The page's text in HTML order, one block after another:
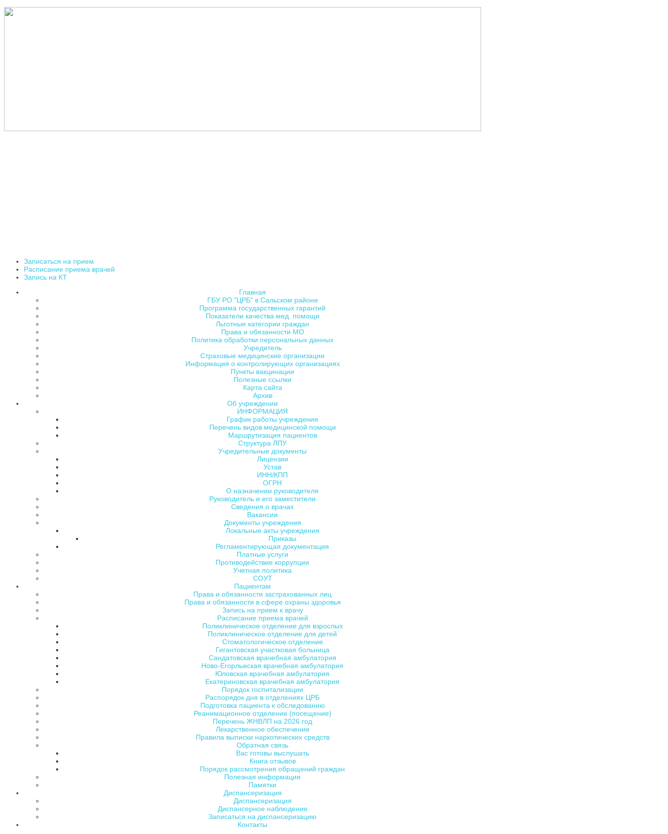
Записаться на прием
Расписание приема врачей
Запись на КТ
Главная
ГБУ РО "ЦРБ" в Сальском районе
Программа государственных гарантий
Показатели качества мед. помощи
Льготные категории граждан
Права и обязанности МО
Политика обработки персональных данных
Учредитель
Страховые медицинские организации
Информация о контролирующих организациях
Пункты вакцинации
Полезные ссылки
Карта сайта
Архив
Об учреждении
ИНФОРМАЦИЯ
График работы учреждения
Перечень видов медицинской помощи
Маршрутизация пациентов
Структура ЛПУ
Учредительные документы
Лицензии
Устав
ИНН/КПП
ОГРН
О назначении руководителя
Руководитель и его заместители
Сведения о врачах
Вакансии
Документы учреждения
Локальные акты учреждения
Приказы
Регламентирующая документация
Платные услуги
Противодействие коррупции
Учетная политика
СОУТ
Пациентам
Права и обязанности застрахованных лиц
Права и обязанности в сфере охраны здоровья
Запись на прием к врачу
Расписание приема врачей
Поликлиническое отделение для взрослых
Поликлиническое отделение для детей
Стоматологическое отделение
Гигантовская участковая больница
Сандатовская врачебная амбулатория
Ново-Егорлыкская врачебная амбулатория
Юловская врачебная амбулатория
Екатериновская врачебная амбулатория
Порядок госпитализации
Распорядок дня в отделениях ЦРБ
Подготовка пациента к обследованию
Реанимационное отделение (посещение)
Перечень ЖНВЛП на 2026 год
Лекарственное обеспечение
Правила выписки наркотических средств
Обратная связь
Вас готовы выслушать
Книга отзывов
Порядок рассмотрения обращений граждан
Полезная информация
Памятки
Диспансеризация
Диспансеризация
Диспансерное наблюдение
Записаться на диспансеризацию
Контакты